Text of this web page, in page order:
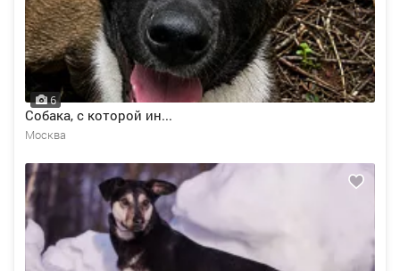
Собака, с которой ин...
6
Москва